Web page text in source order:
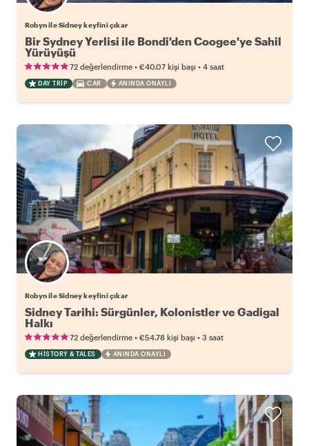
Robyn ile Sidney keyfini çıkar
Bir Sydney Yerlisi ile Bondi'den Coogee'ye Sahil
Yürüyüşü
72 değerlendirme • €40.07 kişi başı • 4 saat
DAY TRIP CAR ANINDA ONAYLI
Robyn ile Sidney keyfini çıkar
Sidney Tarihi: Sürgünler, Kolonistler ve Gadigal
Halkı
72 değerlendirme • €54.78 kişi başı • 3 saat
HISTORY & TALES ANINDA ONAYLI